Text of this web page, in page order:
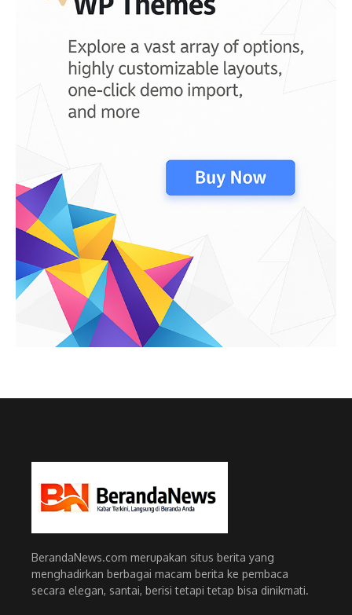
BerandaNews.com merupakan situs berita yang
menghadirkan berbagai macam berita ke pembaca
secara elegan, santai, berisi tetapi tetap bisa dinikmati.